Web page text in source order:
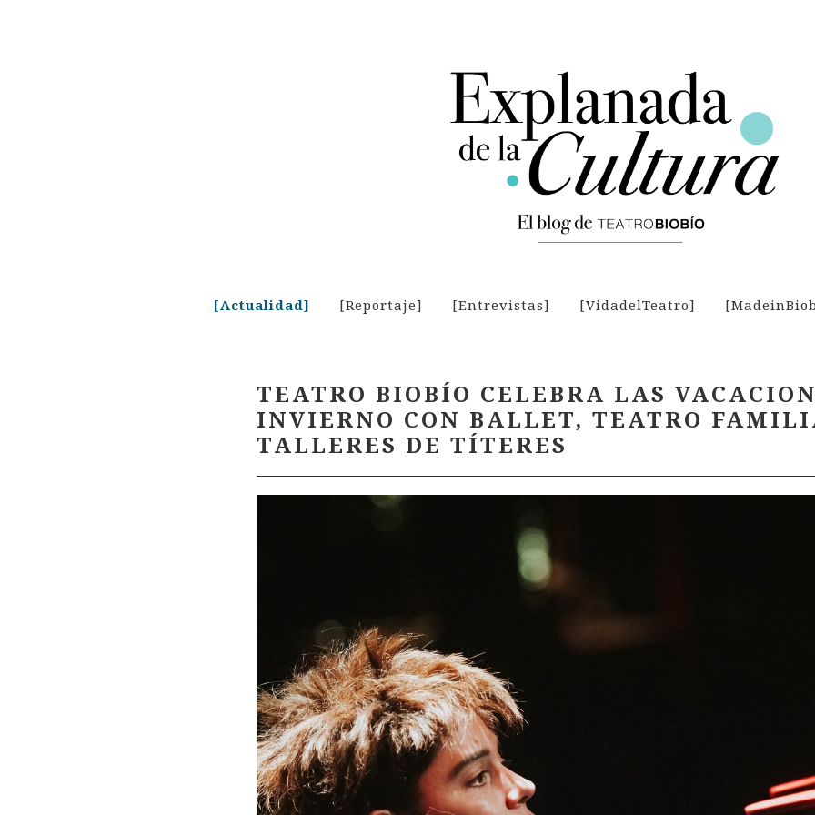
[Actualidad] [Reportaje] [Entrevistas] [VidadelTeatro]
TEATRO BIOBÍO CELEBRA LAS
INVIERNO CON BALLET, TEATRO
TALLERES DE TÍTERES